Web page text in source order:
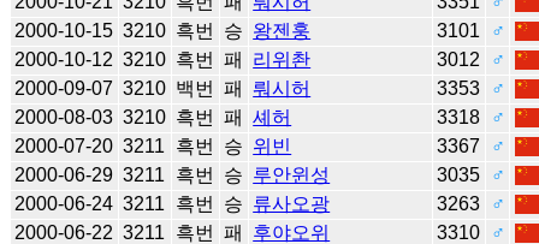
2000-10-15 3210 흑번 승 왕젠훙 3101
♂
2000-10-12 3210 흑번 패 리위촨 3012
♂
2000-09-07 3210 백번 패 뤄시허 3353
♂
2000-08-03 3210 흑번 패 셰허 3318
♂
2000-07-20 3211 흑번 승 위빈 3367
♂
2000-06-29 3211 흑번 승 루안윈성 3035
♂
2000-06-24 3211 흑번 승 류사오광 3263
♂
2000-06-22 3211 흑번 패 후야오위 3310
♂